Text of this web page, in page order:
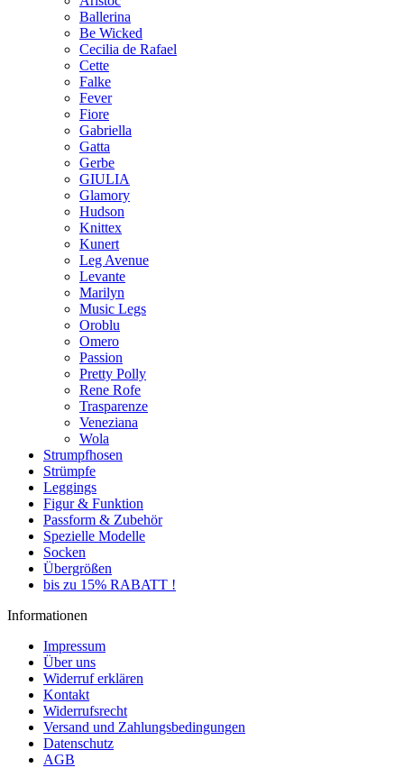
Ballerina
Be Wicked
Cecilia de Rafael
Cette
Falke
Fever
Fiore
Gabriella
Gatta
Gerbe
GIULIA
Glamory
Hudson
Knittex
Kunert
Leg Avenue
Levante
Marilyn
Music Legs
Oroblu
Omero
Passion
Pretty Polly
Rene Rofe
Trasparenze
Veneziana
Wola
Strumpfhosen
Strümpfe
Leggings
Figur & Funktion
Passform & Zubehör
Spezielle Modelle
Socken
Übergrößen
bis zu 15% RABATT !
Informationen
Impressum
Über uns
Widerruf erklären
Kontakt
Widerrufsrecht
Versand und Zahlungsbedingungen
Datenschutz
AGB